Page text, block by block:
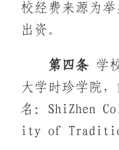
校经费来源为
出资。
第四条 学
大学时珍学院
名：ShiZhen
ity of